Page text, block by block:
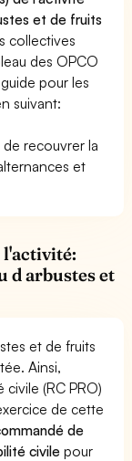
et de fruits
collectives
des OPCO
pour les
suivant:
recouvrer la
et
l'activité:
d arbustes et
et de fruits
Ainsi,
(RC PRO)
de cette
de
civile pour